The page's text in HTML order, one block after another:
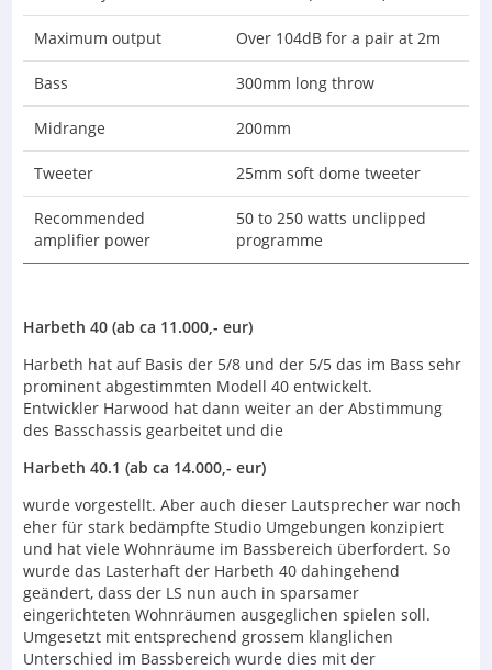
Maximum output Over 104dB for a pair at 2m
Bass 300mm long throw
Midrange 200mm
Tweeter 25mm soft dome tweeter
Recommended
amplifier power
50 to 250 watts unclipped
programme
Harbeth 40 (ab ca 11.000,- eur)
Harbeth hat auf Basis der 5/8 und der 5/5 das im Bass sehr
prominent abgestimmten Modell 40 entwickelt.
Entwickler Harwood hat dann weiter an der Abstimmung
des Basschassis gearbeitet und die
Harbeth 40.1 (ab ca 14.000,- eur)
wurde vorgestellt. Aber auch dieser Lautsprecher war noch
eher für stark bedämpfte Studio Umgebungen konzipiert
und hat viele Wohnräume im Bassbereich überfordert. So
wurde das Lasterhaft der Harbeth 40 dahingehend
geändert, dass der LS nun auch in sparsamer
eingerichteten Wohnräumen ausgeglichen spielen soll.
Umgesetzt mit entsprechend grossem klanglichen
Unterschied im Bassbereich wurde dies mit der